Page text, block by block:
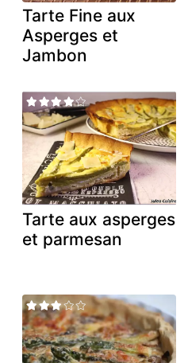
Tarte Fine aux
Asperges et
Jambon
Tarte aux asperges
et parmesan